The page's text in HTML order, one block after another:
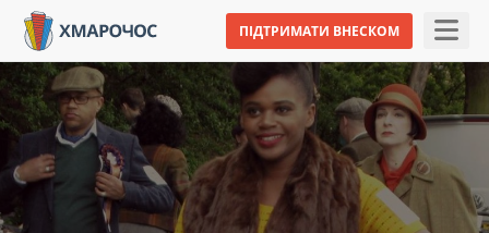
ПІДТРИМАТИ ВНЕСКОМ